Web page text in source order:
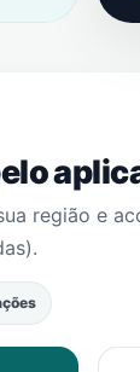
região e
.